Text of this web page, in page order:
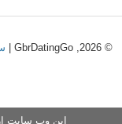
© 2026, GbrDatingGo |
این وب سایت